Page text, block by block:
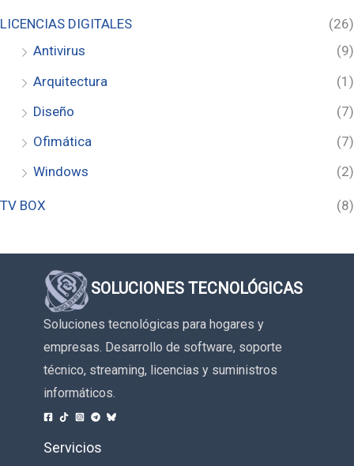
LICENCIAS DIGITALES
(26)
Antivirus
(9)
Arquitectura
(1)
Diseño
(7)
Ofimática
(7)
Windows
(2)
TV BOX (8)
SOLUCIONES TECNOLÓGICAS
Soluciones tecnológicas para hogares y
empresas. Desarrollo de software, soporte
técnico, streaming, licencias y suministros
informáticos.
Servicios